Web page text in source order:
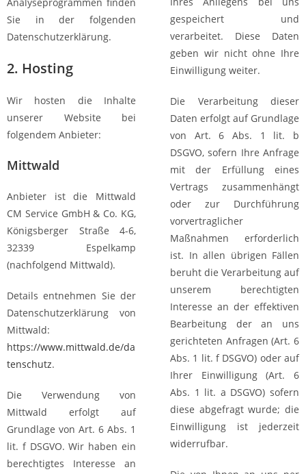
Sie in der folgenden
Datenschutzerklärung.
2. Hosting
Wir hosten die Inhalte
unserer Website bei
folgendem Anbieter:
Mittwald
Anbieter ist die Mittwald
CM Service GmbH & Co. KG,
Königsberger Straße 4-6,
32339 Espelkamp
(nachfolgend Mittwald).
Details entnehmen Sie der
Datenschutzerklärung von
Mittwald:
https://www.mittwald.de/da
tenschutz.
Die Verwendung von
Mittwald erfolgt auf
Grundlage von Art. 6 Abs. 1
lit. f DSGVO. Wir haben ein
berechtigtes Interesse an
gespeichert und
verarbeitet. Diese Daten
geben wir nicht ohne Ihre
Einwilligung weiter.
Die Verarbeitung dieser
Daten erfolgt auf Grundlage
von Art. 6 Abs. 1 lit. b
DSGVO, sofern Ihre Anfrage
mit der Erfüllung eines
Vertrags zusammenhängt
oder zur Durchführung
vorvertraglicher
Maßnahmen erforderlich
ist. In allen übrigen Fällen
beruht die Verarbeitung auf
unserem berechtigten
Interesse an der effektiven
Bearbeitung der an uns
gerichteten Anfragen (Art. 6
Abs. 1 lit. f DSGVO) oder auf
Ihrer Einwilligung (Art. 6
Abs. 1 lit. a DSGVO) sofern
diese abgefragt wurde; die
Einwilligung ist jederzeit
widerrufbar.